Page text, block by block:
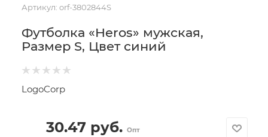
Артикул: orf-3802844S
Футболка «Heros» мужская,
Размер S, Цвет синий
LogoCorp
30.47 руб. Опт